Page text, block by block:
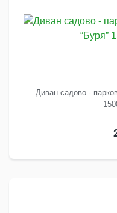
Диван садово -